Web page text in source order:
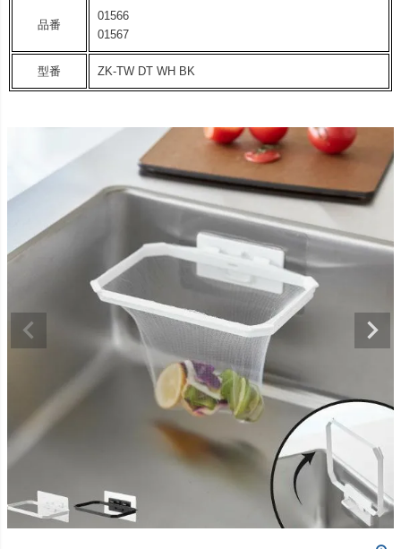
品番
01566
01567
型番 ZK-TW DT WH BK